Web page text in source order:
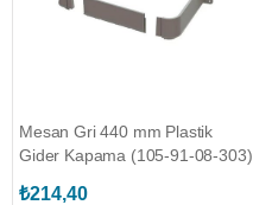
Mesan Gri 440 mm Plastik
Gider Kapama (105-91-08-303)
₺214,40